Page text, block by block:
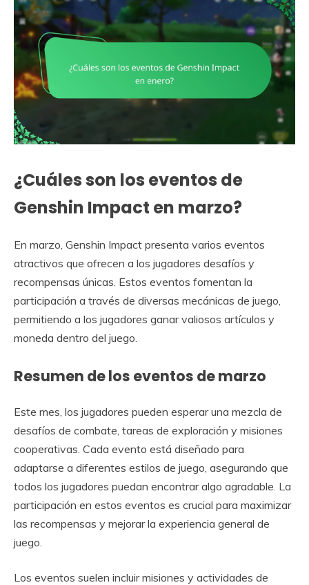
¿Cuáles son los eventos de
Genshin Impact en marzo?
En marzo, Genshin Impact presenta varios eventos
atractivos que ofrecen a los jugadores desafíos y
recompensas únicas. Estos eventos fomentan la
participación a través de diversas mecánicas de juego,
permitiendo a los jugadores ganar valiosos artículos y
moneda dentro del juego.
Resumen de los eventos de marzo
Este mes, los jugadores pueden esperar una mezcla de
desafíos de combate, tareas de exploración y misiones
cooperativas. Cada evento está diseñado para
adaptarse a diferentes estilos de juego, asegurando que
todos los jugadores puedan encontrar algo agradable. La
participación en estos eventos es crucial para maximizar
las recompensas y mejorar la experiencia general de
juego.
Los eventos suelen incluir misiones y actividades de